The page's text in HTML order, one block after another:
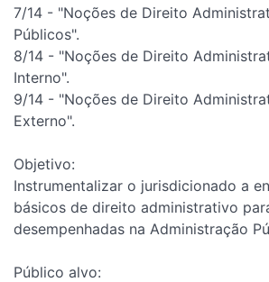
7/14 - "Noções de Direito
Públicos".
8/14 - "Noções de Direito
Interno".
9/14 - "Noções de Direito
Externo".
Objetivo:
Instrumentalizar o jurisdicionado a
básicos de direito administrativo
desempenhadas na Administração
Público alvo: